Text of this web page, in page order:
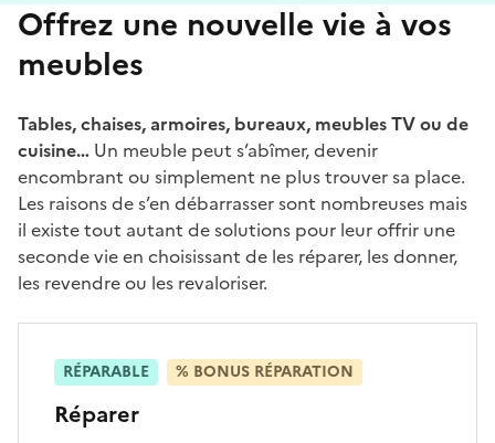
Offrez une nouvelle vie à vos
meubles
Tables, chaises, armoires, bureaux, meubles TV ou de
cuisine… Un meuble peut s’abîmer, devenir
encombrant ou simplement ne plus trouver sa place.
Les raisons de s’en débarrasser sont nombreuses mais
il existe tout autant de solutions pour leur offrir une
seconde vie en choisissant de les réparer, les donner,
les revendre ou les revaloriser.
Réparer
RÉPARABLE % BONUS RÉPARATION